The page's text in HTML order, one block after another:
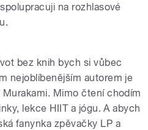
na rozhlasové
bez knih bych si vůbec
nejoblíbenějším autorem je
Mimo čtení chodím
lekce HIIT a jógu. A abych
fanynka zpěvačky LP a